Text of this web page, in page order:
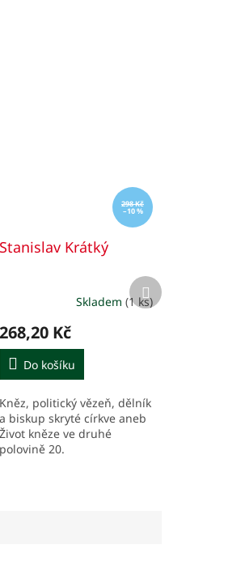
298 Kč
–10 %
Stanislav Krátký
Skladem (1 ks)
268,20 Kč
Do košíku
Kněz, politický vězeň, dělník
a biskup skryté církve aneb
Život kněze ve druhé
polovině 20.
Další
produkt